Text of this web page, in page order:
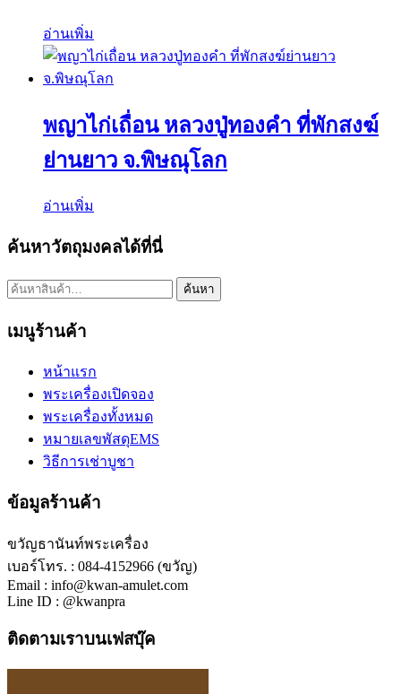
อ่านเพิ่ม
พญาไก่เถื่อน หลวงปู่ทองคำ ที่พักสงฆ์
ย่านยาว จ.พิษณุโลก
อ่านเพิ่ม
ค้นหาวัตถุมงคลได้ที่นี่
ค้นหา: ค้นหา
เมนูร้านค้า
หน้าแรก
พระเครื่องเปิดจอง
พระเครื่องทั้งหมด
หมายเลขพัสดุEMS
วิธีการเช่าบูชา
ข้อมูลร้านค้า
ขวัญธานันท์พระเครื่อง
เบอร์โทร. : 084-4152966 (ขวัญ)
Email : info@kwan-amulet.com
Line ID : @kwanpra
ติดตามเราบนเฟสบุ๊ค